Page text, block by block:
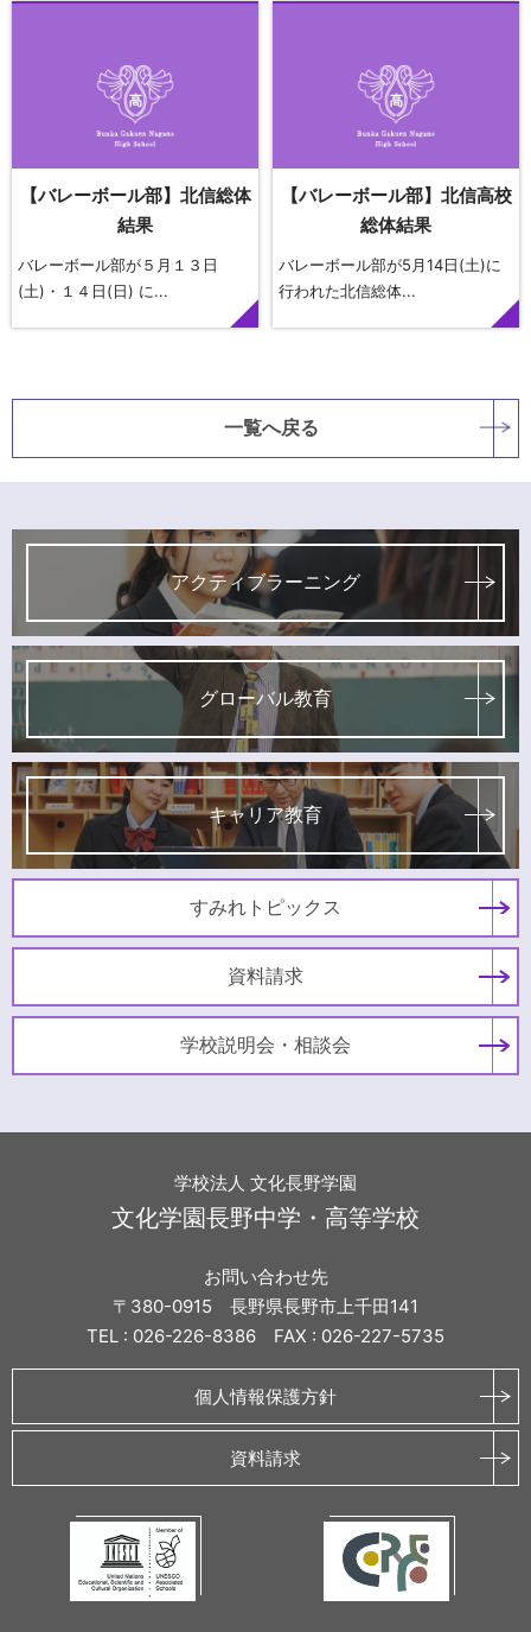
【バレーボール部】北信総体
結果
バレーボール部が５月１３日
(土)・１４日(日) に...
【バレーボール部】北信高校
総体結果
バレーボール部が5月14日(土)に
行われた北信総体...
一覧へ戻る
アクティブラーニング
グローバル教育
キャリア教育
すみれトピックス
資料請求
学校説明会・相談会
学校法人 文化長野学園
文化学園長野中学・高等学校
お問い合わせ先
〒380-0915 長野県長野市上千田141
TEL : 026-226-8386 FAX : 026-227-5735
個人情報保護方針
資料請求